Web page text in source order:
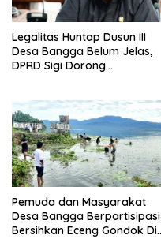
Legalitas Huntap Dusun III
Desa Bangga Belum Jelas,
DPRD Sigi Dorong
Pemuda dan Masyarakat
Desa Bangga Berpartisipasi
Bersihkan Eceng Gondok Di